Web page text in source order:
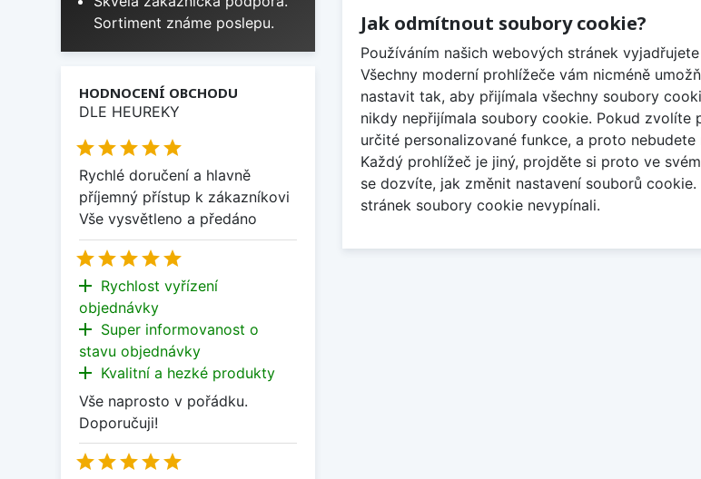
Sortiment známe poslepu.
HODNOCENÍ OBCHODU
DLE HEUREKY

Rychlé doručení a hlavně
příjemný přístup k zákazníkovi
Vše vysvětleno a předáno

add Rychlost vyřízení
objednávky
add Super informovanost o
stavu objednávky
add Kvalitní a hezké produkty
Vše naprosto v pořádku.
Doporučuji!

Jak odmítnout soubory cookie?
Používáním našich webových stránek
Všechny moderní prohlížeče vám nicméně
nastavit tak, aby přijímala všechny soubory
nikdy nepřijímala soubory cookie. Pokud zvolíte
určité personalizované funkce, a proto
Každý prohlížeč je jiný, projděte si proto ve
se dozvíte, jak změnit nastavení souborů
stránek soubory cookie nevypínali.